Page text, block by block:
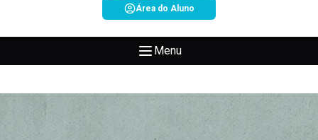
Área do Aluno
Menu